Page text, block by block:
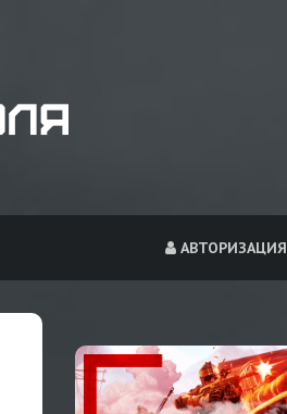
АВТОРИЗАЦИЯ